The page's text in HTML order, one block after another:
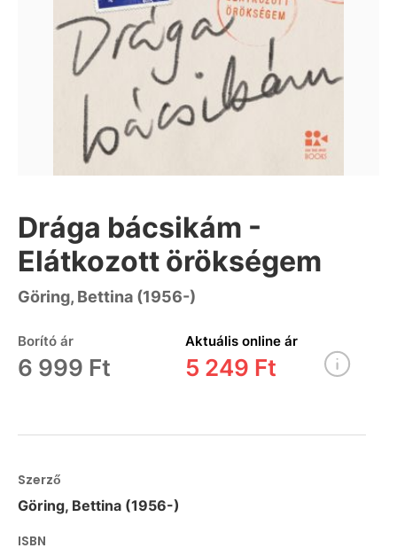
Drága bácsikám -
Elátkozott örökségem
Göring, Bettina (1956-)
Borító ár
6 999 Ft
Aktuális online ár
5 249 Ft
Szerző
Göring, Bettina (1956-)
ISBN